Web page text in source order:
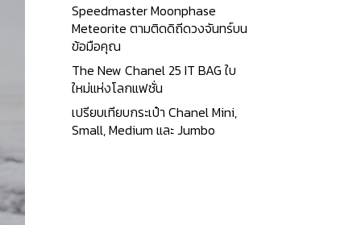
Speedmaster Moonphase
Meteorite ตามติดดิถีดวงจันทร์บน
ข้อมือคุณ
The New Chanel 25 IT BAG ใบ
ใหม่แห่งโลกแฟชั่น
เปรียบเทียบกระเป๋า Chanel Mini,
Small, Medium และ Jumbo